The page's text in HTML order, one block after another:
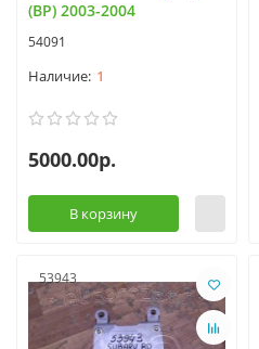
(BP) 2003-2004
54091
1
5000.00р.
В корзину
53943